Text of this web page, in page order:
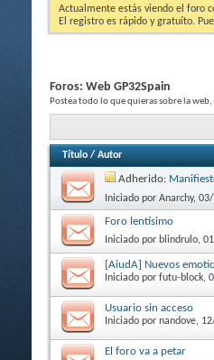
Actualmente estás viendo el foro
El registro es rápido y gratuíto.
Foros: Web GP32Spain
Postea todo lo que quieras sobre la
Título / Autor
Adherido:
Iniciado por Anarchy,
Foro lentísimo
Iniciado por blindrulo,
[AiudA] Nuevos
Iniciado por futu-block,
Usuario sin acceso
Iniciado por nandove,
El foro va a petar